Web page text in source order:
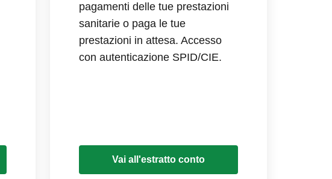
pagamenti delle tue prestazioni
sanitarie o paga le tue
prestazioni in attesa. Accesso
con autenticazione SPID/CIE.
Vai all'estratto conto